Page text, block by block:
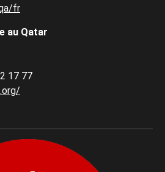
fr
au Qatar
17 77